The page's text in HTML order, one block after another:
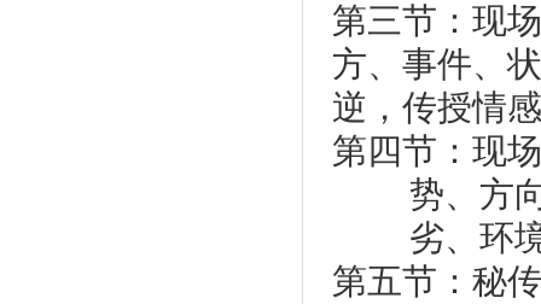
第三节：现
方、事件、
逆，传授情
第四节：现
势、方
劣、环
第五节：秘